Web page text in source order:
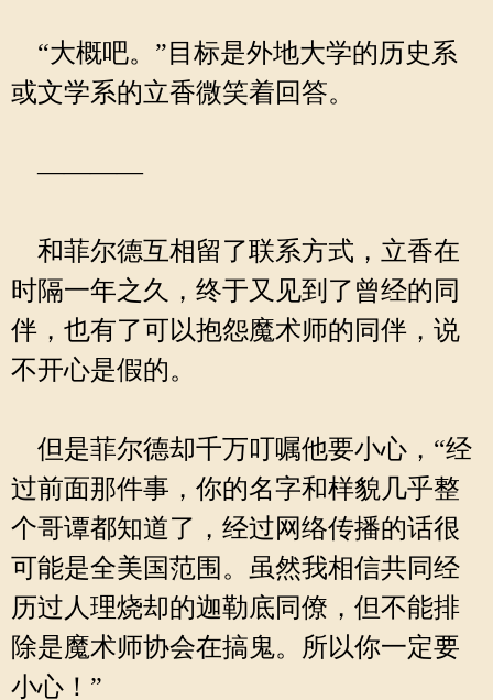
“大概吧。”目标是外地大学的历史系
或文学系的立香微笑着回答。
————
和菲尔德互相留了联系方式，立香在
时隔一年之久，终于又见到了曾经的同
伴，也有了可以抱怨魔术师的同伴，说
不开心是假的。
但是菲尔德却千万叮嘱他要小心，“经
过前面那件事，你的名字和样貌几乎整
个哥谭都知道了，经过网络传播的话很
可能是全美国范围。虽然我相信共同经
历过人理烧却的迦勒底同僚，但不能排
除是魔术师协会在搞鬼。所以你一定要
小心！”